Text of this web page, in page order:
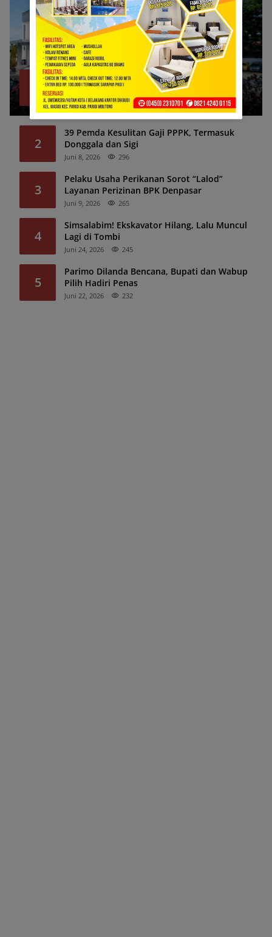
Bank Sulteng Cabang Parimo Belum Bayar
Refund Asuransi Kredit PNS?
Juli 6, 2026 1330
2
39 Pemda Kesulitan Gaji PPPK, Termasuk
Donggala dan Sigi
Juni 8, 2026 296
3
Pelaku Usaha Perikanan Sorot “Lalod”
Layanan Perizinan BPK Denpasar
Juni 9, 2026 265
4
Simsalabim! Ekskavator Hilang, Lalu Muncul
Lagi di Tombi
Juni 24, 2026 245
5
Parimo Dilanda Bencana, Bupati dan Wabup
Pilih Hadiri Penas
Juni 22, 2026 232